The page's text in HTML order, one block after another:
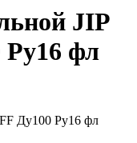
JIP
Ру16 фл